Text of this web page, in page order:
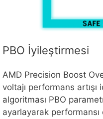
PBO İyileştirmesi
AMD Precision Boost
voltajı performans artışı
algoritması PBO
ayarlayarak